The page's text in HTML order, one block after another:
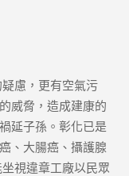
威脅，造成建康的
延子孫。彰化已是
、大腸癌、攝護腺
視違章工廠以民眾